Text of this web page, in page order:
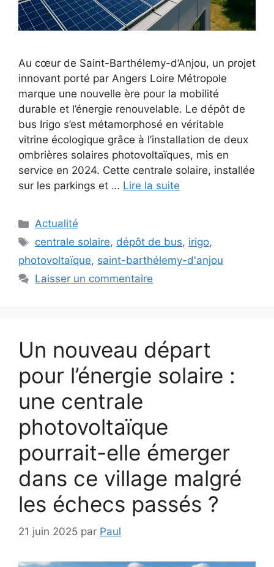
Au cœur de Saint-Barthélemy-d’Anjou, un projet
innovant porté par Angers Loire Métropole
marque une nouvelle ère pour la mobilité
durable et l’énergie renouvelable. Le dépôt de
bus Irigo s’est métamorphosé en véritable
vitrine écologique grâce à l’installation de deux
ombrières solaires photovoltaïques, mis en
service en 2024. Cette centrale solaire, installée
sur les parkings et … Lire la suite
Catégories
Actualité
Étiquettes
centrale solaire, dépôt de bus, irigo,
photovoltaïque, saint-barthélemy-d'anjou
Laisser un commentaire
Un nouveau départ
pour l’énergie solaire :
une centrale
photovoltaïque
pourrait-elle émerger
dans ce village malgré
les échecs passés ?
21 juin 2025 par Paul